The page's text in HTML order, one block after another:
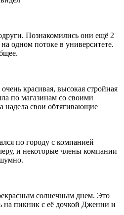
Познакомились они ещё 2
одном потоке в университете.
красивая, высокая стройная
по магазинам со своими
надела свои обтягивающие
по городу с компанией
и некоторые члены компании
солнечным днем. Это
на пикник с её дочкой Дженни и